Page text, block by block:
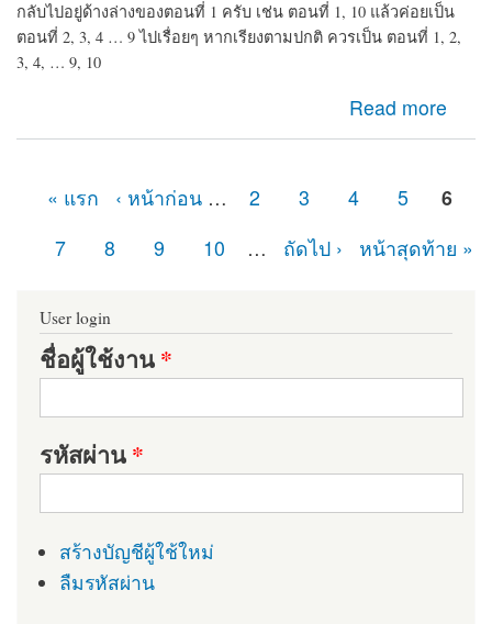
กลับไปอยู่ด้างล่างของตอนที่ 1 ครับ เช่น ตอนที่ 1, 10 แล้วค่อยเป็น
ตอนที่ 2, 3, 4 … 9 ไปเรื่อยๆ หากเรียงตามปกติ ควรเป็น ตอนที่ 1, 2,
3, 4, … 9, 10
Read more
about หาคนรับปรับแก้ Module CMS Drupal เกี่ยวกับ Book
Module
« แรก ‹ หน้าก่อน … 2 3 4 5
6
7
8 9 10 … ถัดไป › หน้าสุดท้าย »
User login
ชื่อผู้ใช้งาน*
รหัสผ่าน*
สร้างบัญชีผู้ใช้ใหม่
ลืมรหัสผ่าน